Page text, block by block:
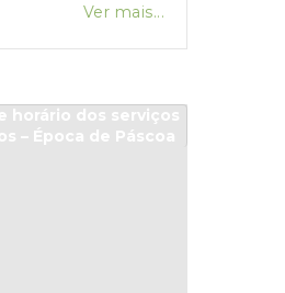
Ver mais...